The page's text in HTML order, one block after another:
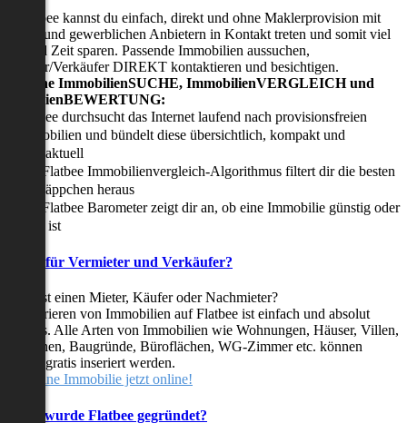
Flatbee kannst du einfach, direkt und ohne Maklerprovision mit
und gewerblichen Anbietern in Kontakt treten und somit viel
und Zeit sparen. Passende Immobilien aussuchen,
Verkäufer DIREKT kontaktieren und besichtigen.
in-one ImmobilienSUCHE, ImmobilienVERGLEICH und
Flatbee durchsucht das Internet laufend nach provisionsfreien
Immobilien und bündelt diese übersichtlich, kompakt und
tagesaktuell
Der Flatbee Immobilienvergleich-Algorithmus filtert dir die besten
Schnäppchen heraus
Der Flatbee Barometer zeigt dir an, ob eine Immobilie günstig oder
teuer ist
für Vermieter und Verkäufer?
suchst einen Mieter, Käufer oder Nachmieter?
Inserieren von Immobilien auf Flatbee ist einfach und absolut
Alle Arten von Immobilien wie Wohnungen, Häuser, Villen,
Baugründe, Büroflächen, WG-Zimmer etc. können
gratis inseriert werden.
deine Immobilie jetzt online!
wurde Flatbee gegründet?